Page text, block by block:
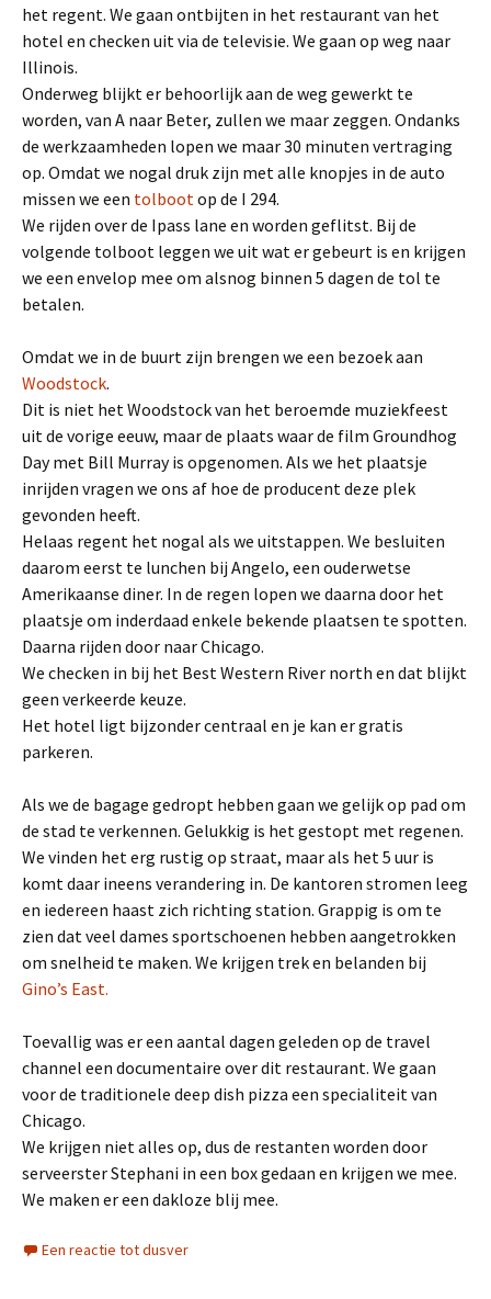
het regent. We gaan ontbijten in het restaurant van het
hotel en checken uit via de televisie. We gaan op weg naar
Illinois.
Onderweg blijkt er behoorlijk aan de weg gewerkt te
worden, van A naar Beter, zullen we maar zeggen. Ondanks
de werkzaamheden lopen we maar 30 minuten vertraging
op. Omdat we nogal druk zijn met alle knopjes in de auto
missen we een tolbootop de I 294.
We rijden over de Ipass lane en worden geflitst. Bij de
volgende tolboot leggen we uit wat er gebeurt is en krijgen
we een envelop mee om alsnog binnen 5 dagen de tol te
betalen.
Omdat we in de buurt zijn brengen we een bezoek aan
Woodstock.
Dit is niet het Woodstock van het beroemde muziekfeest
uit de vorige eeuw, maar de plaats waar de film Groundhog
Day met Bill Murray is opgenomen. Als we het plaatsje
inrijden vragen we ons af hoe de producent deze plek
gevonden heeft.
Helaas regent het nogal als we uitstappen. We besluiten
daarom eerst te lunchen bij Angelo, een ouderwetse
Amerikaanse diner. In de regen lopen we daarna door het
plaatsje om inderdaad enkele bekende plaatsen te spotten.
Daarna rijden door naar Chicago.
We checken in bij het Best Western River north en dat blijkt
geen verkeerde keuze.
Het hotel ligt bijzonder centraal en je kan er gratis
parkeren.
Als we de bagage gedropt hebben gaan we gelijk op pad om
de stad te verkennen. Gelukkig is het gestopt met regenen.
We vinden het erg rustig op straat, maar als het 5 uur is
komt daar ineens verandering in. De kantoren stromen leeg
en iedereen haast zich richting station. Grappig is om te
zien dat veel dames sportschoenen hebben aangetrokken
om snelheid te maken. We krijgen trek en belanden bij
Gino’s East.
Toevallig was er een aantal dagen geleden op de travel
channel een documentaire over dit restaurant. We gaan
voor de traditionele deep dish pizza een specialiteit van
Chicago.
We krijgen niet alles op, dus de restanten worden door
serveerster Stephani in een box gedaan en krijgen we mee.
We maken er een dakloze blij mee.
Een reactie tot dusver